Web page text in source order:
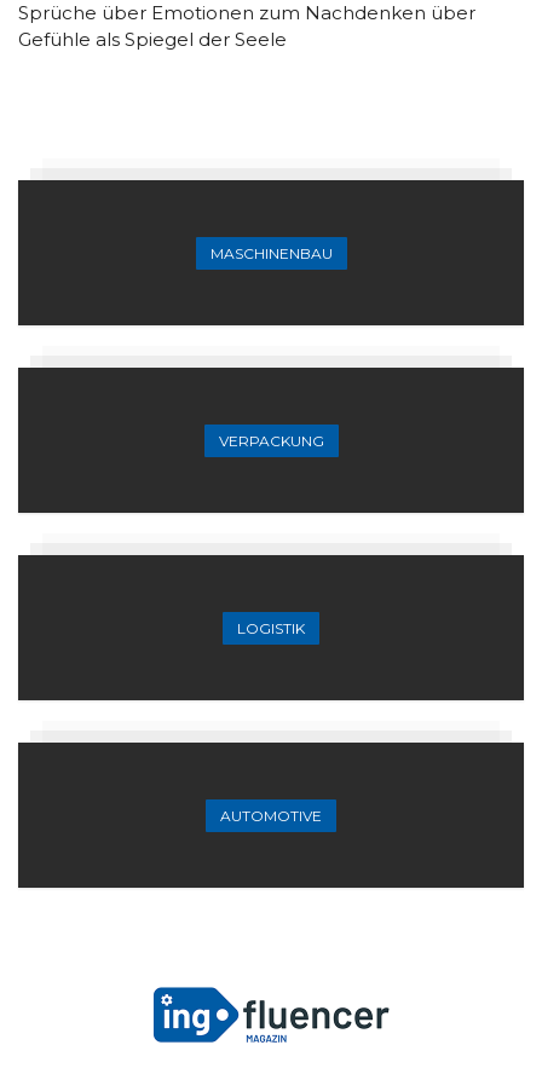
Sprüche über Emotionen zum Nachdenken über
Gefühle als Spiegel der Seele
MASCHINENBAU
VERPACKUNG
LOGISTIK
AUTOMOTIVE